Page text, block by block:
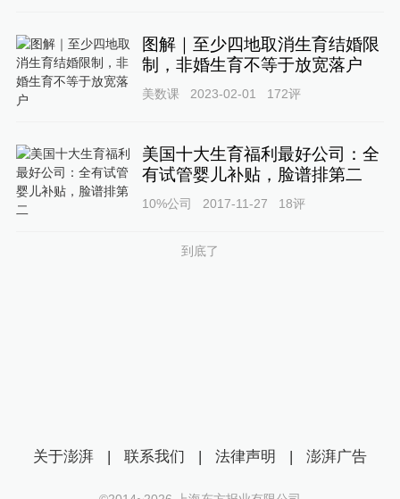
图解｜至少四地取消生育结婚限
制，非婚生育不等于放宽落户
美数课 2023-02-01 172评
美国十大生育福利最好公司：全
有试管婴儿补贴，脸谱排第二
10%公司 2017-11-27 18评
到底了
关于澎湃 | 联系我们 | 法律声明 | 澎湃广告